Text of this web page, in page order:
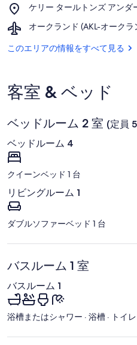
ッ
ト
&
ト
ン
ン
ス
ジ
ア
ム
ヒ
ラ
ビ
ケリー タールトンズ アンダ
Place,
リ
タ
ト
ン
ン
ー
ォ
ー
タ
ー
ド
オークランド (AKL-オーク
Airport,
ー
ド
(AKL-
ー
ラ
国
際
空
このエリアの情報をすべて見る
客室 & ベッド
ベッドルーム 2 室 (定員
ベッドルーム 4
クイーンベッド 1 台
リビングルーム 1
ダブルソファーベッド 1 台
バスルーム 1 室
バスルーム 1
浴槽またはシャワー · 浴槽 · トイ